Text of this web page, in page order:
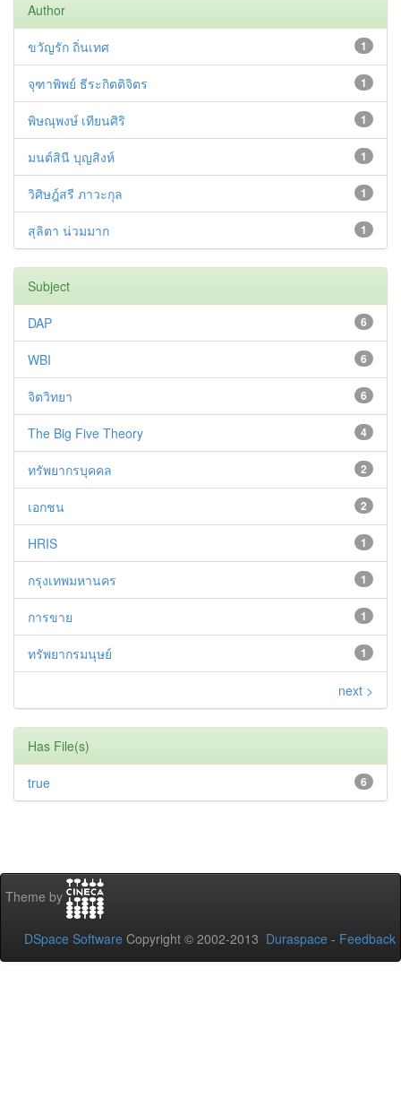
Author
1
ขวัญรัก ถิ่นเทศ
1
จุฑาพิพย์ ธีระกิตติจิตร
1
พิษณุพงษ์ เทียนศิริ
1
มนต์สินี บุญสิงห์
1
วิศิษฎ์สรี ภาวะกุล
1
สุลิตา น่วมมาก
Subject
6
DAP
6
WBI
6
จิตวิทยา
4
The Big Five Theory
2
ทรัพยากรบุคคล
2
เอกชน
1
HRIS
1
กรุงเทพมหานคร
1
การขาย
1
ทรัพยากรมนุษย์
next >
Has File(s)
6
true
Theme by
DSpace Software Copyright © 2002-2013 Duraspace - Feedback